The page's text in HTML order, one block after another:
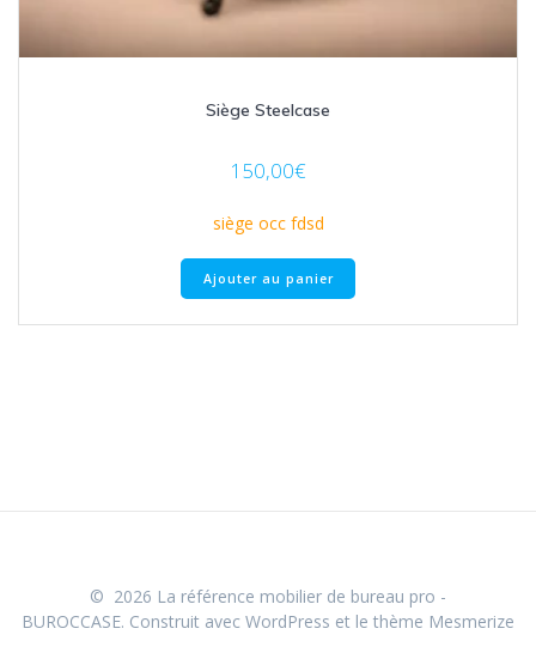
Siège Steelcase
150,00€
siège occ fdsd
Ajouter au panier
© 2026 La référence mobilier de bureau pro -
BUROCCASE. Construit avec WordPress et le thème Mesmerize